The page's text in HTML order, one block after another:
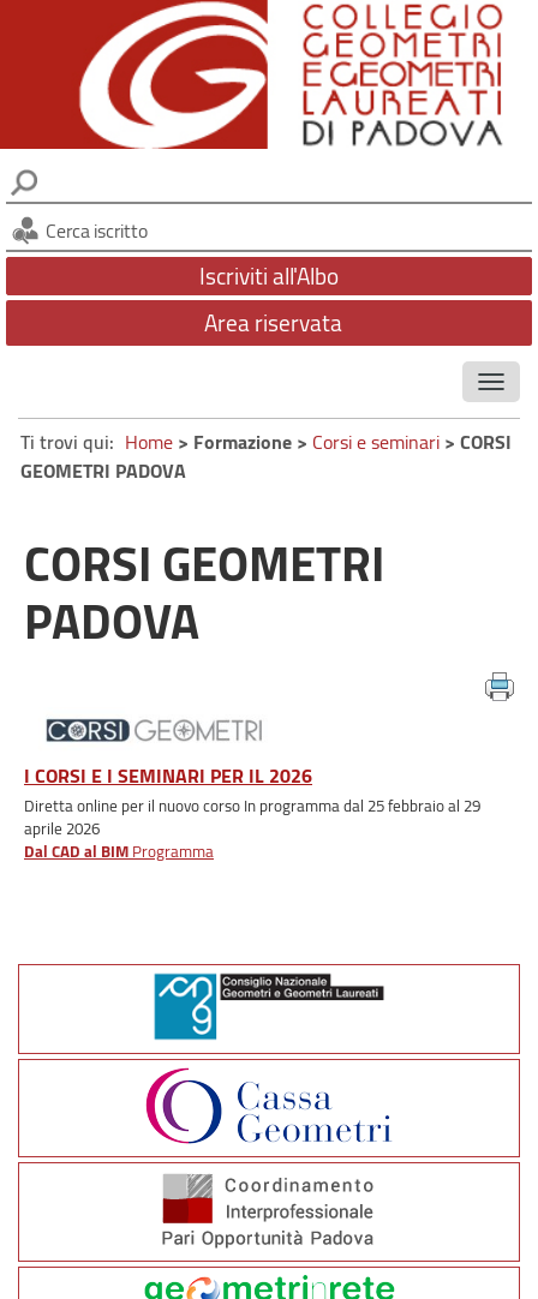
Cerca iscritto
Iscriviti all'Albo
Area riservata
ATTIVITÀ
DIVENTARE GEOMETRA
NEWSLETTER
CONTATTI
FONDAZIONE GATTAMELATA
CONSIGLIO DI DISCIPLINA TERRITORIALE
ORGANISMO DI MEDIAZIONE
Ti trovi qui: Home> Formazione > Corsi e seminari> CORSI
GEOMETRI PADOVA
CORSI GEOMETRI
PADOVA
I CORSI E I SEMINARI PER IL 2026
Diretta online per il nuovo corso In programma dal 25 febbraio al 29
aprile 2026
Dal CAD al BIMProgramma